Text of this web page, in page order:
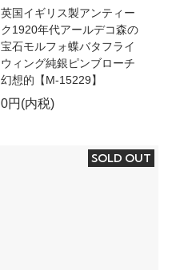
英国イギリス製アンティー
ク1920年代アールデコ森の
宝石モルフォ蝶バタフライ
ウィング純銀ピンブローチ
幻想的【M-15229】
0円(内税)
SOLD OUT